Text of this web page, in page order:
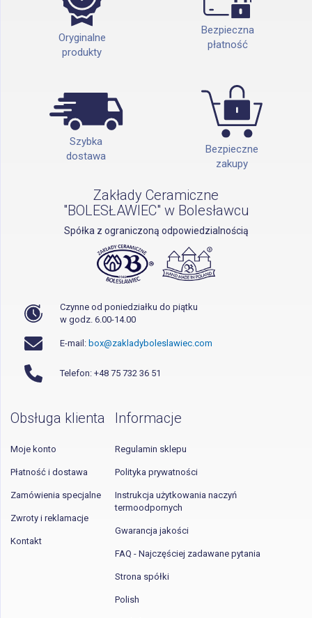
Oryginalne
produkty
Bezpieczna
płatność
Szybka
dostawa
Bezpieczne
zakupy
Zakłady Ceramiczne
"BOLESŁAWIEC" w Bolesławcu
Spółka z ograniczoną odpowiedzialnością
Czynne od poniedziałku do piątku
w godz. 6.00-14.00
E-mail: box@zakladyboleslawiec.com
Telefon: +48 75 732 36 51
Obsługa klienta
Moje konto
Płatność i dostawa
Zamówienia specjalne
Zwroty i reklamacje
Kontakt
Informacje
Regulamin sklepu
Polityka prywatności
Instrukcja użytkowania naczyń
termoodpornych
Gwarancja jakości
FAQ - Najczęściej zadawane pytania
Strona spółki
Polish